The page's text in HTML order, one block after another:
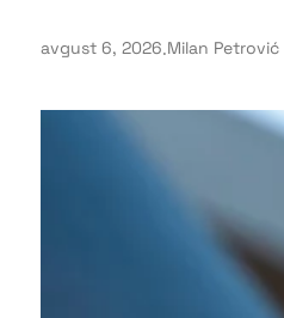
avgust 6, 2026.Milan Petrović